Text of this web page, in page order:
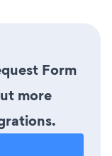
Form
more